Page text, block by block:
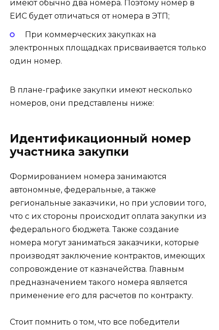
имеют обычно два номера. Поэтому номер в
ЕИС будет отличаться от номера в ЭТП;
При коммерческих закупках на
электронных площадках присваивается только
один номер.
В плане-графике закупки имеют несколько
номеров, они представлены ниже:
Идентификационный номер
участника закупки
Формированием номера занимаются
автономные, федеральные, а также
региональные заказчики, но при условии того,
что с их стороны происходит оплата закупки из
федерального бюджета. Также создание
номера могут заниматься заказчики, которые
производят заключение контрактов, имеющих
сопровождение от казначейства. Главным
предназначением такого номера является
применение его для расчетов по контракту.
Стоит помнить о том, что все победители